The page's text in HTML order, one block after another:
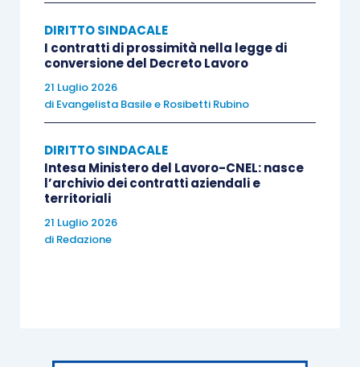
vincolante, pertanto non è possibile la
sostituzione anticipata con un altro
contratto, nemmeno se sottoscritto da
sindacati differenti, salvo consenso delle
originarie parti collettive. Nel caso di
specie, l’accordo di armonizzazione
sostituiva un contratto ancora efficace,
pertanto deve considerarsi disdetta
unilaterale illegittima;
essendo l’accordo inefficace, viene meno
rientra nel giudizio di fatto del giudice di
DIRITTO SINDACALE
I contratti di prossimità nella legge di
conversione del Decreto Lavoro
21 Luglio 2026
di Evangelista Basilee Rosibetti Rubino
DIRITTO SINDACALE
Intesa Ministero del Lavoro-CNEL: nasce
l’archivio dei contratti aziendali e
territoriali
21 Luglio 2026
di Redazione